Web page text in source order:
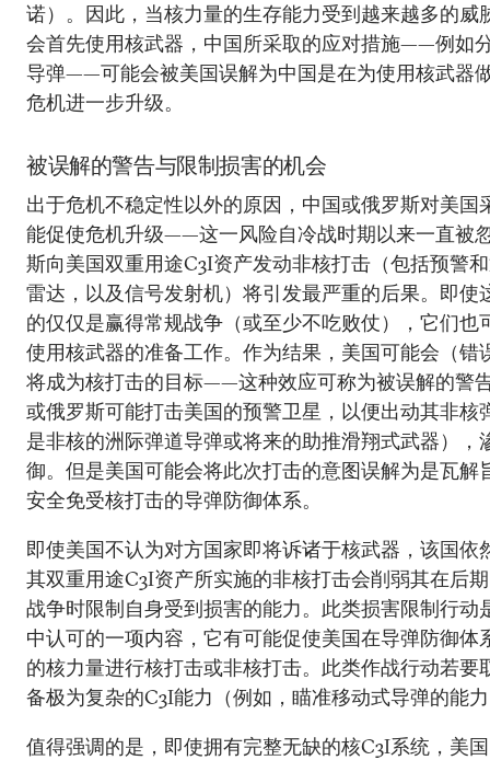
诺）。因此，当核力量的生存能力受到越来越多的威
会首先使用核武器，中国所采取的应对措施——例如
导弹——可能会被美国误解为中国是在为使用核武器
危机进一步升级。
被误解的警告与限制损害的机会
出于危机不稳定性以外的原因，中国或俄罗斯对美国
能促使危机升级——这一风险自冷战时期以来一直被
斯向美国双重用途C3I资产发动非核打击（包括预警
雷达，以及信号发射机）将引发最严重的后果。即使
的仅仅是赢得常规战争（或至少不吃败仗），它们也
使用核武器的准备工作。作为结果，美国可能会（错
将成为核打击的目标——这种效应可称为被误解的警
或俄罗斯可能打击美国的预警卫星，以便出动其非核
是非核的洲际弹道导弹或将来的助推滑翔式武器），
御。但是美国可能会将此次打击的意图误解为是瓦解
安全免受核打击的导弹防御体系。
即使美国不认为对方国家即将诉诸于核武器，该国依
其双重用途C3I资产所实施的非核打击会削弱其在后
战争时限制自身受到损害的能力。此类损害限制行动
中认可的一项内容，它有可能促使美国在导弹防御体
的核力量进行核打击或非核打击。此类作战行动若要
备极为复杂的C3I能力（例如，瞄准移动式导弹的能
值得强调的是，即使拥有完整无缺的核C3I系统，美